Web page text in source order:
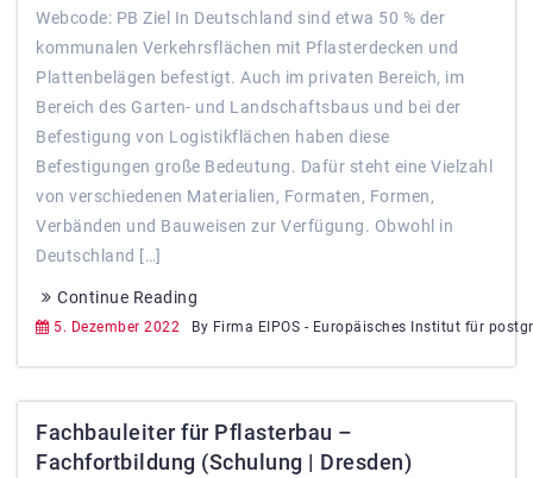
Webcode: PB Ziel In Deutschland sind etwa 50 % der
kommunalen Verkehrsflächen mit Pflasterdecken und
Plattenbelägen befestigt. Auch im privaten Bereich, im
Bereich des Garten- und Landschaftsbaus und bei der
Befestigung von Logistikflächen haben diese
Befestigungen große Bedeutung. Dafür steht eine Vielzahl
von verschiedenen Materialien, Formaten, Formen,
Verbänden und Bauweisen zur Verfügung. Obwohl in
Deutschland […]
Continue Reading
5. Dezember 2022 By Firma EIPOS - Europäisches Institut für
Fachbauleiter für Pflasterbau –
Fachfortbildung (Schulung | Dresden)